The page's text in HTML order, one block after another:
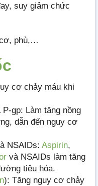
suy giảm chức
phù,…
cơ chảy máu khi
gp: Làm tăng nồng
dẫn đến nguy cơ
NSAIDs: Aspirin,
và NSAIDs làm tăng
tiêu hóa.
): Tăng nguy cơ chảy